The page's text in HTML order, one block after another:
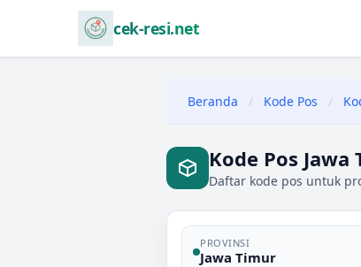
cek-resi.net
Beranda / Kode Pos /
Kode Pos Jawa
Daftar kode pos untuk
PROVINSI
Jawa Timur